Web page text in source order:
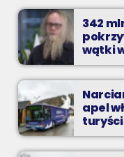
342
wątki
z
apel